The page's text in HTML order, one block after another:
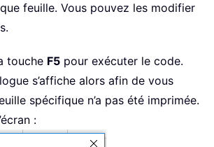
feuille. Vous pouvez les modifier
touche F5 pour exécuter le code.
s’affiche alors afin de vous
spécifique n’a pas été imprimée.
: